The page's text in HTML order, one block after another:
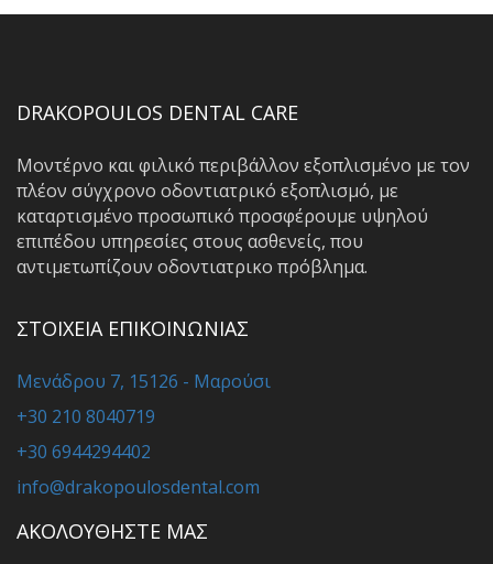
DRAKOPOULOS DENTAL CARE
Μοντέρνο και φιλικό περιβάλλον εξοπλισμένο με τον
πλέον σύγχρονο οδοντιατρικό εξοπλισμό, με
καταρτισμένο προσωπικό προσφέρουμε υψηλού
επιπέδου υπηρεσίες στους ασθενείς, που
αντιμετωπίζουν οδοντιατρικο πρόβλημα.
ΣΤΟΙΧΕΙΑ ΕΠΙΚΟΙΝΩΝΙΑΣ
Μενάδρου 7, 15126 - Μαρούσι
+30 210 8040719
+30 6944294402
info@drakopoulosdental.com
ΑΚΟΛΟΥΘΗΣΤΕ ΜΑΣ